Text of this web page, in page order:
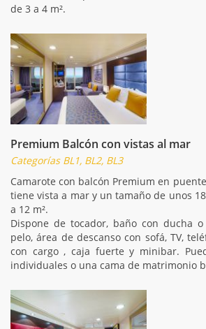
de 3 a 4 m².
Premium Balcón con vistas al mar
Categorías BL1, BL2, BL3
Camarote con balcón Premium en
tiene vista a mar y un tamaño de unos
a 12 m².
Dispone de tocador, baño con ducha
pelo, área de descanso con sofá, TV,
con cargo , caja fuerte y minibar.
individuales o una cama de matrimonio